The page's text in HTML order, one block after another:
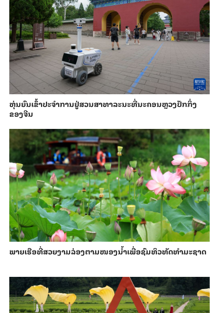
​ຫຸ່ນ​ຍົນ​ເຂົ້າ​ປະ​ຈຳ​ການ​ຢູ່​ສວນ​ສາ​ທາ​ລະ​ນະ​ທີ່​ນະ​ຄອນຫຼວງ​ປັກ​ກິ່ງ​
ຂອງ​ຈີນ
ພາຍ​ເຮືອທີ່​ສວຍ​ງາມ​ລ່ອງ​ຕາມ​​ໜອງນ້ຳ​​ເພື່ອ​ຊົມ​ທິວ​ທັດ​ທຳ​ມະ​ຊາດ